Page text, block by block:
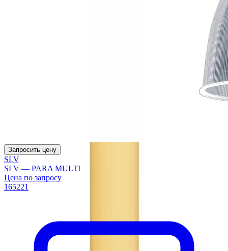
Запросить цену
SLV
SLV — PARA MULTI
Цена по запросу
165221